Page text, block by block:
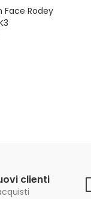
Face Rodey
clienti